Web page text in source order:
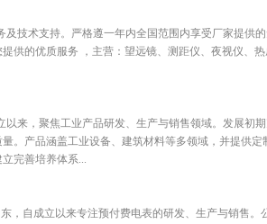
技术支持。严格遵一年内全国范围内享受厂家提供
供的优质服务 ，主营：望远镜、测距仪、夜视仪、
以来，聚焦工业产品研发、生产与销售领域。发展初
。产品涵盖工业设备、建筑材料等多领域，并提供定
完善培养体系...
，自成立以来专注预付费电表的研发、生产与销售。